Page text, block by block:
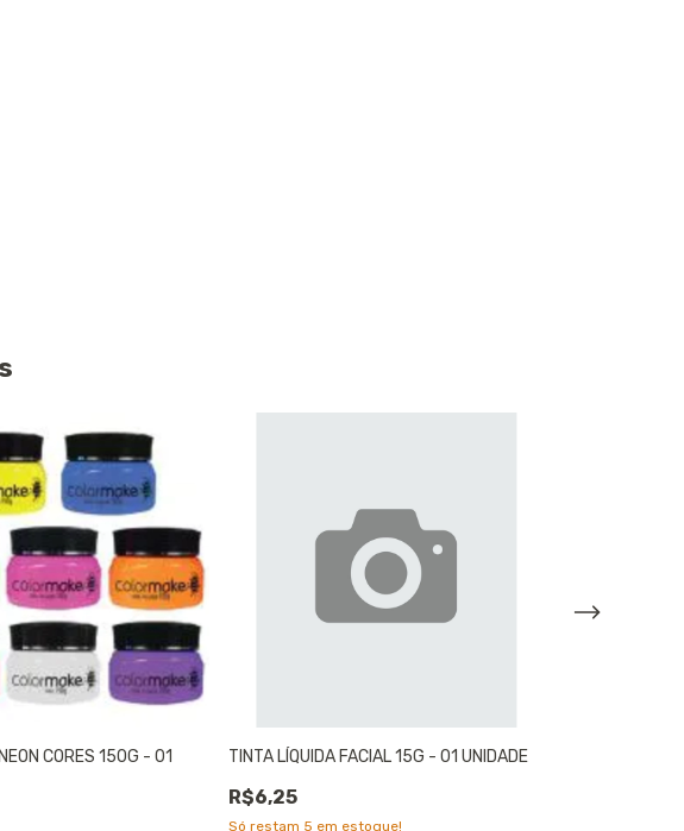
CORES 150G - 01
TINTA LÍQUIDA FACIAL 15G - 01 UNIDADE
R$6,25
Só restam 5 em estoque!